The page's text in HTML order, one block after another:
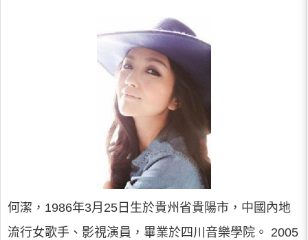
何潔，1986年3月25日生於貴州省貴陽市，中國內地
流行女歌手、影視演員，畢業於四川音樂學院。 2005